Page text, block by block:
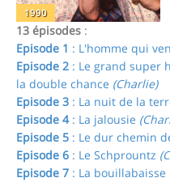
1990
13 épisodes :
Episode 1 : L'homme qui
Episode 2 : Le grand super
la double chance (Charlie)
Episode 3 : La nuit de la
Episode 4: La jalousie
Episode 5 : Le dur chemin
Episode 6 : Le Schprountz
Episode 7 : La bouillabaisse